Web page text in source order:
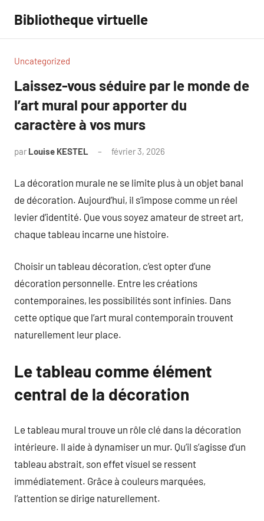
contenu
Bibliotheque virtuelle
Uncategorized
Laissez-vous séduire par le monde de
l’art mural pour apporter du
caractère à vos murs
par Louise KESTEL février 3, 2026
La décoration murale ne se limite plus à un objet banal
de décoration. Aujourd’hui, il s’impose comme un réel
levier d’identité. Que vous soyez amateur de street art,
chaque tableau incarne une histoire.
Choisir un tableau décoration, c’est opter d’une
décoration personnelle. Entre les créations
contemporaines, les possibilités sont infinies. Dans
cette optique que l’art mural contemporain trouvent
naturellement leur place.
Le tableau comme élément
central de la décoration
Le tableau mural trouve un rôle clé dans la décoration
intérieure. Il aide à dynamiser un mur. Qu’il s’agisse d’un
tableau abstrait, son effet visuel se ressent
immédiatement. Grâce à couleurs marquées,
l’attention se dirige naturellement.